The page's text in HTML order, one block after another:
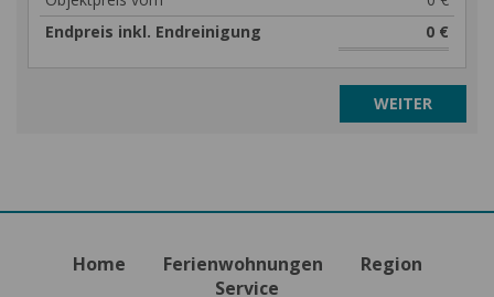
Endpreis inkl. Endreinigung
0 €
Home Ferienwohnungen
Region
Service